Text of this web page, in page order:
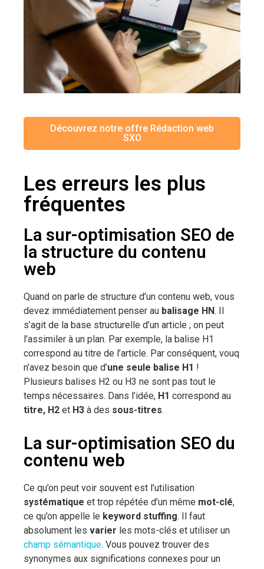
Découvrez notre offre Rédaction web
SXO
Les erreurs les plus
fréquentes
La sur-optimisation SEO de
la structure du contenu
web
Quand on parle de structure d’un contenu web, vous
devez immédiatement penser au balisage HN. Il
s’agit de la base structurelle d’un article ; on peut
l’assimiler à un plan. Par exemple, la balise H1
correspond au titre de l’article. Par conséquent, vouq
n’avez besoin que d’une seule balise H1 !
Plusieurs balises H2 ou H3 ne sont pas tout le
temps nécessaires. Dans l’idée, H1 correspond au
titre, H2 et H3 à des sous-titres.
La sur-optimisation SEO du
contenu web
Ce qu’on peut voir souvent est l’utilisation
systématique et trop répétée d’un même mot-clé,
ce qu’on appelle le keyword stuffing. Il faut
absolument les varier les mots-clés et utiliser un
champ sémantique. Vous pouvez trouver des
synonymes aux significations connexes pour un